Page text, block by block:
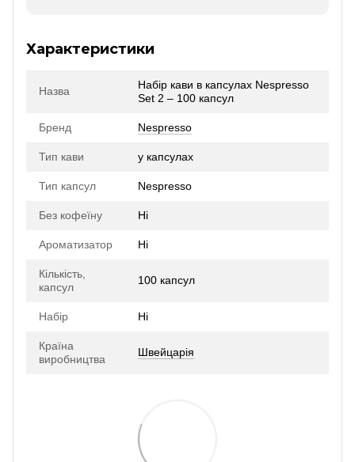
Характеристики
Назва
Набір кави в капсулах Nespresso
Set 2 – 100 капсул
Бренд Nespresso
Тип кави у капсулах
Тип капсул Nespresso
Без кофеїну Ні
Ароматизатор Ні
Кількість,
капсул
100 капсул
Набір Ні
Країна
виробництва
Швейцарія